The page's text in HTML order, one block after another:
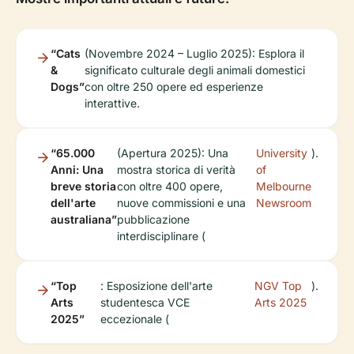
“Cats
&
Dogs”
(Novembre 2024 – Luglio 2025): Esplora il
significato culturale degli animali domestici
con oltre 250 opere ed esperienze
interattive.
“65.000
Anni: Una
breve storia
dell'arte
australiana”
(Apertura 2025): Una
mostra storica di verità
con oltre 400 opere,
nuove commissioni e una
pubblicazione
interdisciplinare (
University
of
Melbourne
Newsroom
).
“Top
Arts
2025”
: Esposizione dell'arte
studentesca VCE
eccezionale (
NGV Top
Arts 2025
).